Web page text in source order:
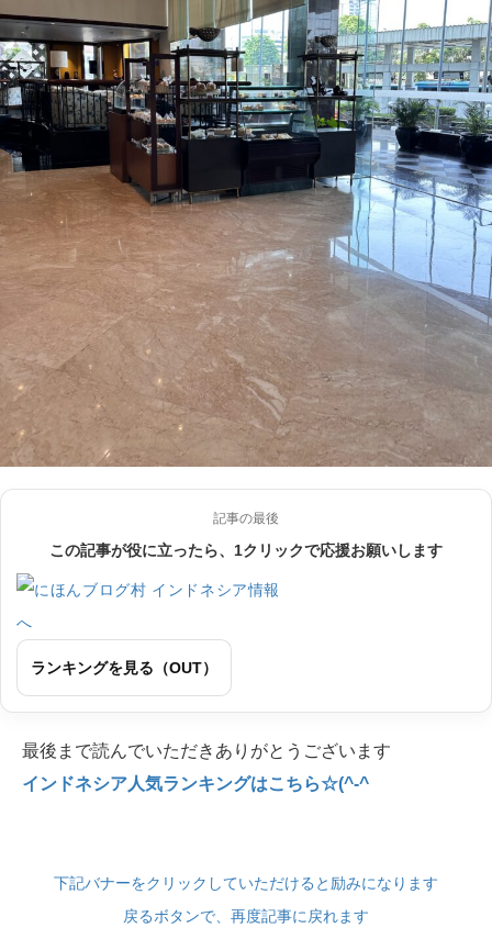
記事の最後
この記事が役に立ったら、1クリックで応援お願いします
ランキングを見る（OUT）
最後まで読んでいただきありがとうございます
インドネシア人気ランキングはこちら☆(^-^
下記バナーをクリックしていただけると励みになります
戻るボタンで、再度記事に戻れます